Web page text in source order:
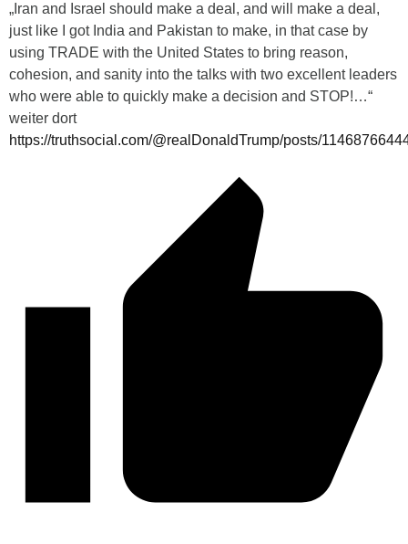
„Iran and Israel should make a deal, and will make a deal,
just like I got India and Pakistan to make, in that case by
using TRADE with the United States to bring reason,
cohesion, and sanity into the talks with two excellent leaders
who were able to quickly make a decision and STOP!…“
weiter dort
https://truthsocial.com/@realDonaldTrump/posts/